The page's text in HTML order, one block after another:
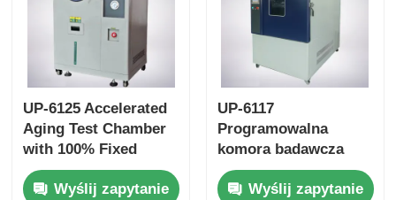
elektronicznego w
przemyśle
UP-6125 Accelerated
Aging Test Chamber
with 100% Fixed
Saturated Humidity
105°C ~ 143°C
Wyślij zapytanie
UP-6117
Programowalna
komora badawcza
łuku ksenonowego z
2,5 kW chłodzoną
Wyślij zapytanie